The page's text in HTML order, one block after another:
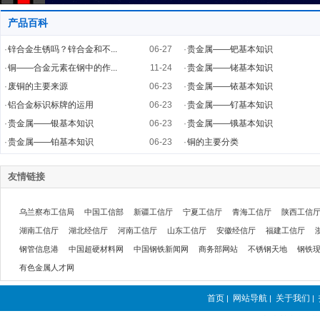
产品百科
·锌合金生锈吗？锌合金和不...
06-27
·铜——合金元素在钢中的作...
11-24
· 废铜的主要来源
06-23
·铝合金标识标牌的运用
06-23
·贵金属——银基本知识
06-23
·贵金属——铂基本知识 06-23
·贵金属——钯基本知识
·贵金属——铑基本知识
·贵金属——铱基本知识
·贵金属——钌基本知识
·贵金属——锇基本知识
·铜的主要分类
友情链接
乌兰察布工信局 中国工信部 新疆工信厅 宁夏工信厅 青海工信厅 陕西工信厅
湖南工信厅 湖北经信厅 河南工信厅 山东工信厅 安徽经信厅 福建工信厅
钢管信息港 中国超硬材料网 中国钢铁新闻网 商务部网站 不锈钢天地 钢铁
有色金属人才网
首页 | 网站导航 | 关于我们 |